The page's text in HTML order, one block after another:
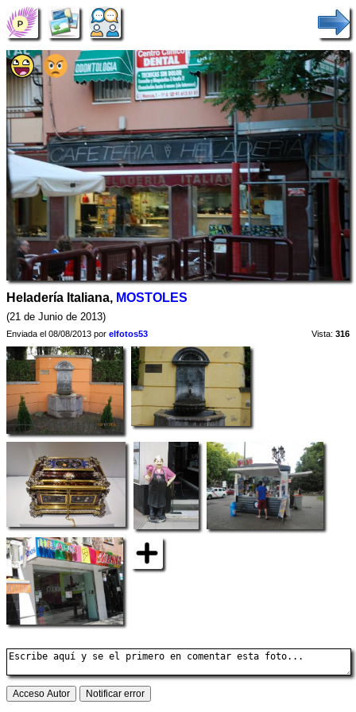
Heladería Italiana, MOSTOLES
(21 de Junio de 2013)
Enviada el 08/08/2013 por elfotos53 Vista: 316